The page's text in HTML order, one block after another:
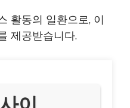
활동의 일환으로, 이
제공받습니다.